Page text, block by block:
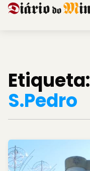
Etiqueta:
S.Pedro